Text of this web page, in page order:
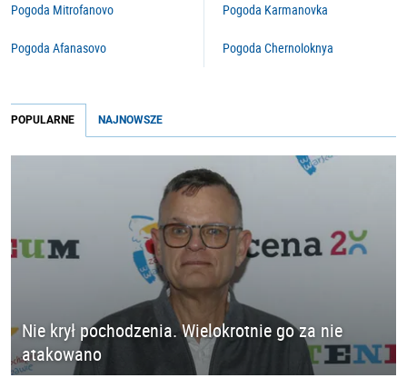
Pogoda Mitrofanovo
Pogoda Afanasovo
Pogoda Karmanovka
Pogoda Chernoloknya
POPULARNE NAJNOWSZE
Nie krył pochodzenia. Wielokrotnie go za nie
atakowano